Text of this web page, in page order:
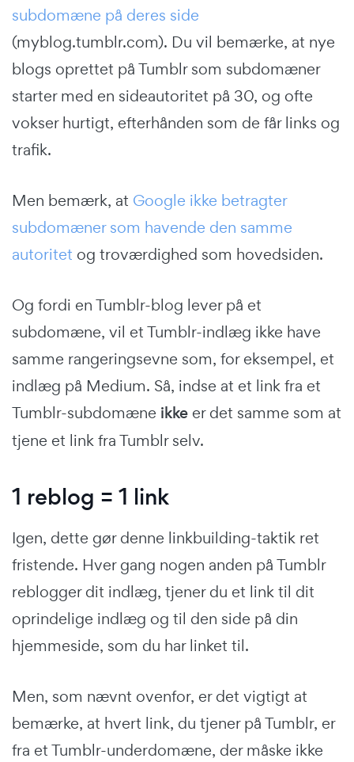
subdomæne på deres side
(myblog.tumblr.com). Du vil bemærke, at nye
blogs oprettet på Tumblr som subdomæner
starter med en sideautoritet på 30, og ofte
vokser hurtigt, efterhånden som de får links og
trafik.
Men bemærk, at Google ikke betragter
subdomæner som havende den samme
autoritet og troværdighed som hovedsiden.
Og fordi en Tumblr-blog lever på et
subdomæne, vil et Tumblr-indlæg ikke have
samme rangeringsevne som, for eksempel, et
indlæg på Medium. Så, indse at et link fra et
Tumblr-subdomæne ikke er det samme som at
tjene et link fra Tumblr selv.
1 reblog = 1 link
Igen, dette gør denne linkbuilding-taktik ret
fristende. Hver gang nogen anden på Tumblr
reblogger dit indlæg, tjener du et link til dit
oprindelige indlæg og til den side på din
hjemmeside, som du har linket til.
Men, som nævnt ovenfor, er det vigtigt at
bemærke, at hvert link, du tjener på Tumblr, er
fra et Tumblr-underdomæne, der måske ikke